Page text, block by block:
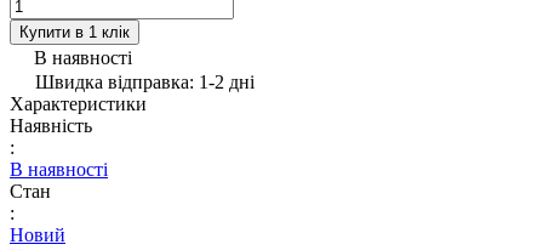
Купити в 1 клік
В наявності
Швидка відправка: 1-2 дні
Характеристики
Наявність
:
В наявності
Стан
:
Новий